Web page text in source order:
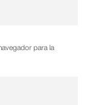
para la